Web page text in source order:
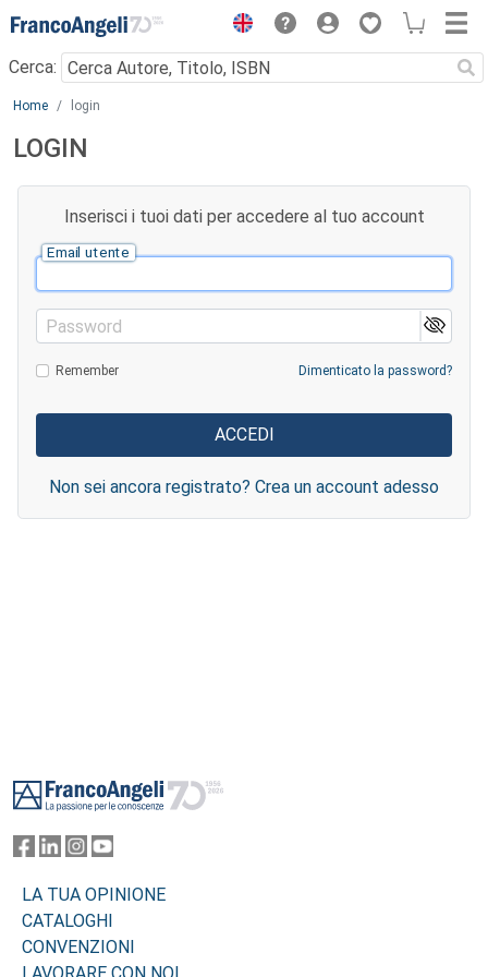
Menu
Cerca:
Main content
Home login
LOGIN
Inserisci i tuoi dati per accedere al tuo account
Email utente
Password
Remember Dimenticato la password?
Non sei ancora registrato? Crea un account adesso
LA TUA OPINIONE
CATALOGHI
CONVENZIONI